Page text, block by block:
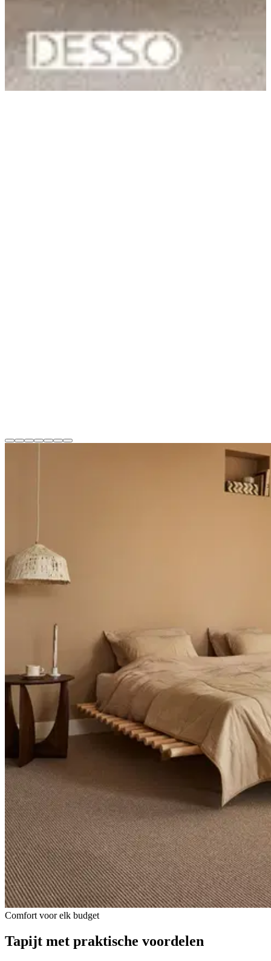
Comfort voor elk budget
Tapijt met praktische voordelen